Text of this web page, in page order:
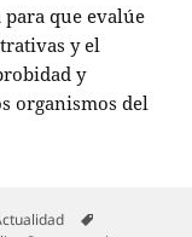
que evalúe
y el
y
organismos del